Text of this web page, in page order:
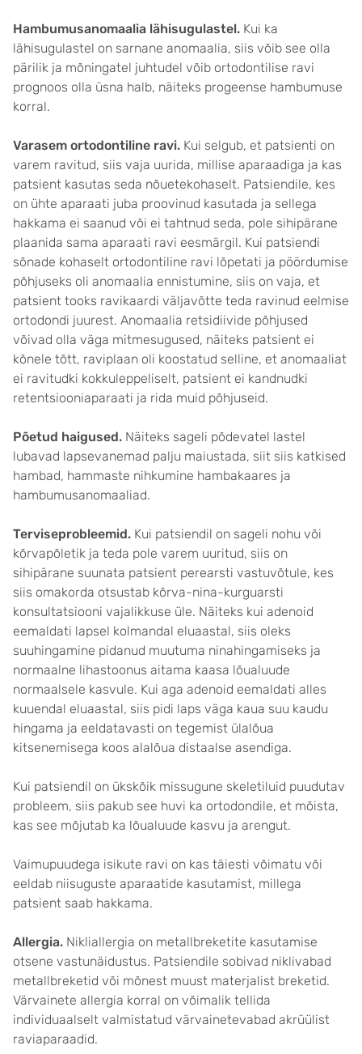
Hambumusanomaalia lähisugulastel. Kui ka
lähisugulastel on sarnane anomaalia, siis võib see olla
pärilik ja mõningatel juhtudel võib ortodontilise ravi
prognoos olla üsna halb, näiteks progeense hambumuse
korral.
Varasem ortodontiline ravi. Kui selgub, et patsienti on
varem ravitud, siis vaja uurida, millise aparaadiga ja kas
patsient kasutas seda nõuetekohaselt. Patsiendile, kes
on ühte aparaati juba proovinud kasutada ja sellega
hakkama ei saanud või ei tahtnud seda, pole sihipärane
plaanida sama aparaati ravi eesmärgil. Kui patsiendi
sõnade kohaselt ortodontiline ravi lõpetati ja pöördumise
põhjuseks oli anomaalia ennistumine, siis on vaja, et
patsient tooks ravikaardi väljavõtte teda ravinud eelmise
ortodondi juurest. Anomaalia retsidiivide põhjused
võivad olla väga mitmesugused, näiteks patsient ei
kõnele tõtt, raviplaan oli koostatud selline, et anomaaliat
ei ravitudki kokkuleppeliselt, patsient ei kandnudki
retentsiooniaparaati ja rida muid põhjuseid.
Põetud haigused. Näiteks sageli põdevatel lastel
lubavad lapsevanemad palju maiustada, siit siis katkised
hambad, hammaste nihkumine hambakaares ja
hambumusanomaaliad.
Terviseprobleemid. Kui patsiendil on sageli nohu või
kõrvapõletik ja teda pole varem uuritud, siis on
sihipärane suunata patsient perearsti vastuvõtule, kes
siis omakorda otsustab kõrva-nina-kurguarsti
konsultatsiooni vajalikkuse üle. Näiteks kui adenoid
eemaldati lapsel kolmandal eluaastal, siis oleks
suuhingamine pidanud muutuma ninahingamiseks ja
normaalne lihastoonus aitama kaasa lõualuude
normaalsele kasvule. Kui aga adenoid eemaldati alles
kuuendal eluaastal, siis pidi laps väga kaua suu kaudu
hingama ja eeldatavasti on tegemist ülalõua
kitsenemisega koos alalõua distaalse asendiga.
Kui patsiendil on ükskõik missugune skeletiluid puudutav
probleem, siis pakub see huvi ka ortodondile, et mõista,
kas see mõjutab ka lõualuude kasvu ja arengut.
Vaimupuudega isikute ravi on kas täiesti võimatu või
eeldab niisuguste aparaatide kasutamist, millega
patsient saab hakkama.
Allergia. Nikliallergia on metallbreketite kasutamise
otsene vastunäidustus. Patsiendile sobivad niklivabad
metallbreketid või mõnest muust materjalist breketid.
Värvainete allergia korral on võimalik tellida
individuaalselt valmistatud värvainetevabad akrüülist
raviaparaadid.